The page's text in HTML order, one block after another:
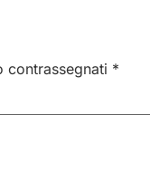
contrassegnati *